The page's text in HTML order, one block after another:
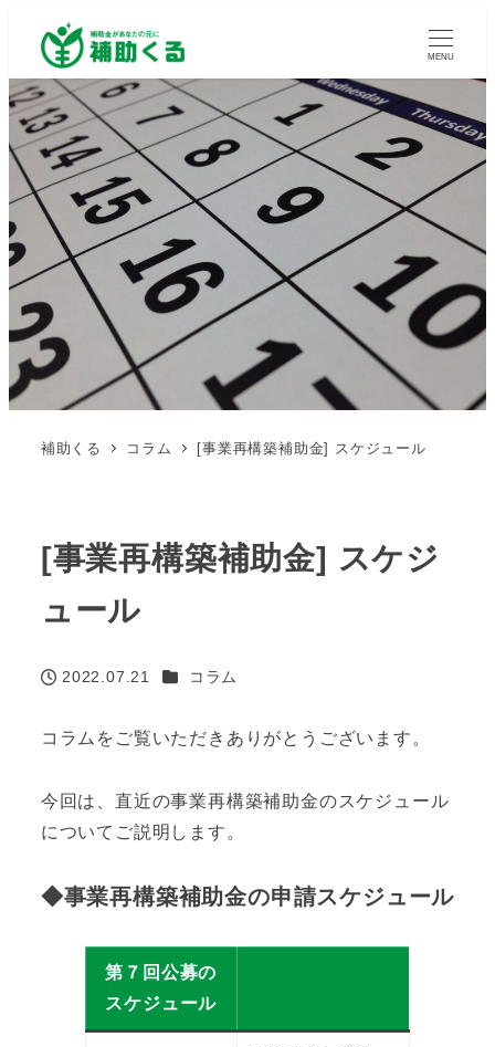
MENU
補助くる コラム [事業再構築補助金] スケジュール
[事業再構築補助金] スケジ
ュール
投稿日
2022.07.21 カテゴリー
コラム
コラムをご覧いただきありがとうございます。
今回は、直近の事業再構築補助金のスケジュール
についてご説明します。
◆事業再構築補助金の申請スケジュール
第７回公募の
スケジュール